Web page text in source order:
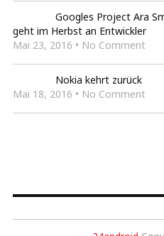
Googles Project Ara
geht im Herbst an Entwickler
Mai 23, 2016 • No Comment
Nokia kehrt zurück
Mai 18, 2016 • No Comment